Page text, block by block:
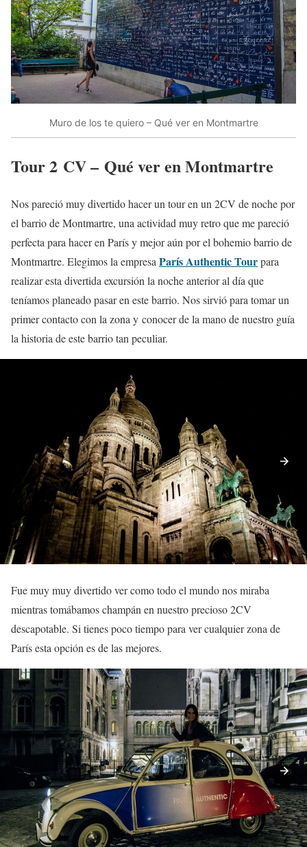
Muro de los te quiero – Qué ver en Montmartre
Tour 2 CV – Qué ver en Montmartre
Nos pareció muy divertido hacer un tour en un 2CV de noche por
el barrio de Montmartre, una actividad muy retro que me pareció
perfecta para hacer en París y mejor aún por el bohemio barrio de
Montmartre. Elegimos la empresa París Authentic Tourpara
realizar esta divertida excursión la noche anterior al día que
teníamos planeado pasar en este barrio. Nos sirvió para tomar un
primer contacto con la zona y conocer de la mano de nuestro guía
la historia de este barrio tan peculiar.
Fue muy muy divertido ver como todo el mundo nos miraba
mientras tomábamos champán en nuestro precioso 2CV
descapotable. Si tienes poco tiempo para ver cualquier zona de
París esta opción es de las mejores.